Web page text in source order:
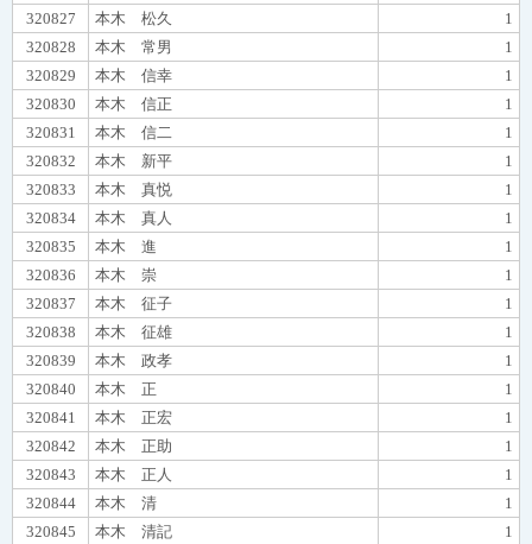
320827
本木 松久
1
320828
本木 常男
1
320829
本木 信幸
1
320830
本木 信正
1
320831
本木 信二
1
320832
本木 新平
1
320833
本木 真悦
1
320834
本木 真人
1
320835
本木 進
1
320836
本木 崇
1
320837
本木 征子
1
320838
本木 征雄
1
320839
本木 政孝
1
320840
本木 正
1
320841
本木 正宏
1
320842
本木 正助
1
320843
本木 正人
1
320844
本木 清
1
320845
本木 清記 1